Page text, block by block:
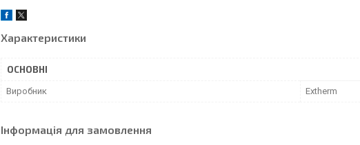
Характеристики
ОСНОВНІ
Виробник Extherm
Інформація для замовлення